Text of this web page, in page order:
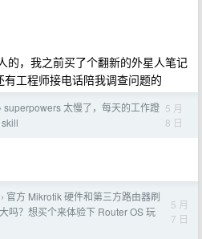
的，我之前买了个翻新的外星人笔记
工程师接电话陪我调查问题的
› superpowers 太慢了，每天的工作蹬 5 月
8 日
› 官方 Mikrotik 硬件和第三方路由器刷
吗？想买个来体验下 Router OS 玩
5 月
7 日